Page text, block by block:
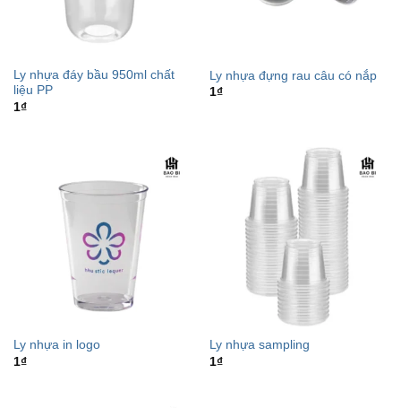
Ly nhựa đáy bầu 950ml chất
liệu PP
1₫
Ly nhựa đựng rau câu có nắp
1₫
Ly nhựa in logo
1₫
Ly nhựa sampling
1₫